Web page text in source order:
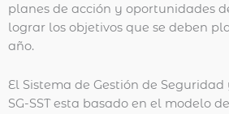
planes de acción y oportunidades
lograr los objetivos que se deben
año.
El Sistema de Gestión de
SG-SST esta basado en el modelo